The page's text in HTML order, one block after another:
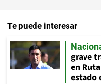
Te puede interesar
grave
en
estado